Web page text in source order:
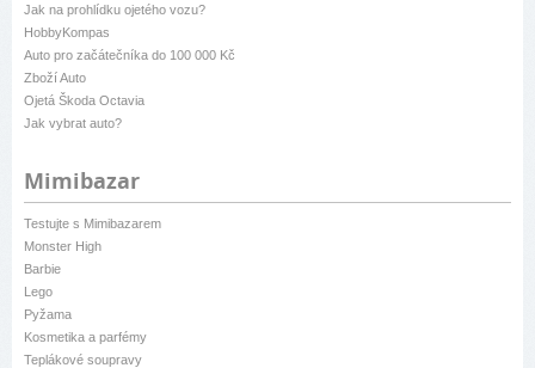
Jak na prohlídku ojetého vozu?
HobbyKompas
Auto pro začátečníka do 100 000 Kč
Zboží Auto
Ojetá Škoda Octavia
Jak vybrat auto?
Mimibazar
Testujte s Mimibazarem
Monster High
Barbie
Lego
Pyžama
Kosmetika a parfémy
Teplákové soupravy